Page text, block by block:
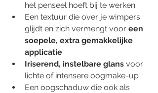
het penseel hoeft bij te werken
Een textuur die over je wimpers
glijdt en zich vermengt voor een
soepele, extra gemakkelijke
applicatie
Iriserend, instelbare glans voor
lichte of intensere oogmake-up
Een oogschaduw die ook als